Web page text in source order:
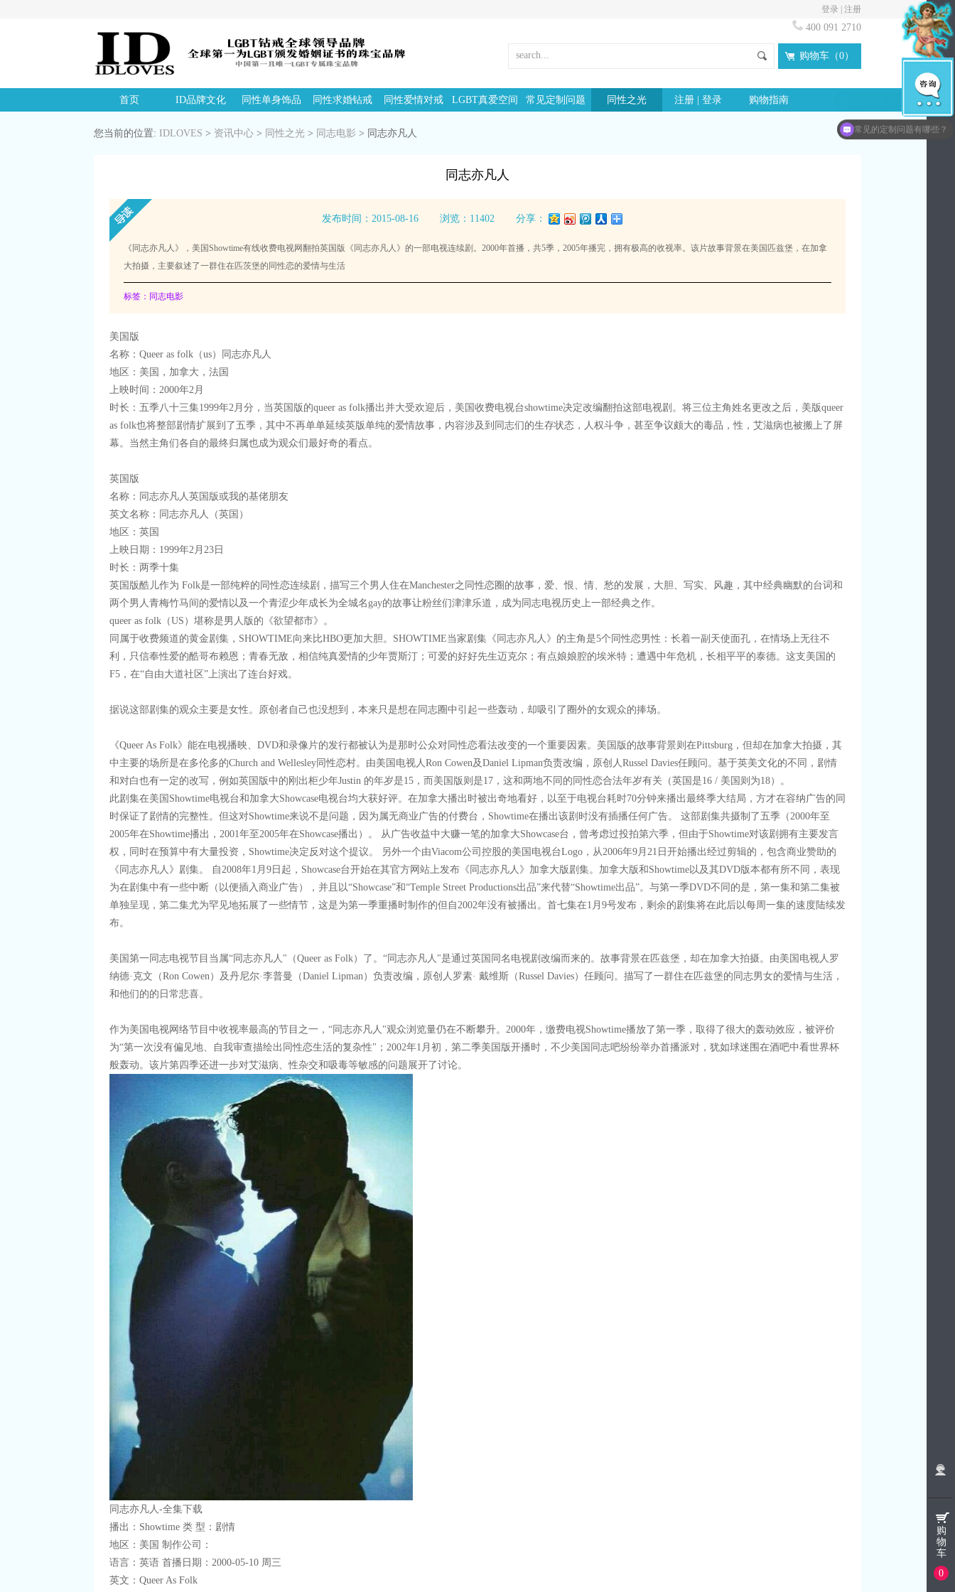
登录 注册
400 091 2710
购物车（0）
首页 ID品牌文化 同性单身饰品 同性求婚钻戒 同性爱情对戒 LGBT真爱空间 常见定制问题 同性之光 注册 | 登录 购物指南
您当前的位置: IDLOVES > 资讯中心 > 同性之光 > 同志电影 > 同志亦凡人
同志亦凡人
发布时间：2015-08-16 浏览：11402 分享：
《同志亦凡人》，美国Showtime有线收费电视网翻拍英国版《同志亦凡人》的一部电视连续剧。2000年首播，共5季，2005年播完，拥有极高的收视率。该片故事背景在美国匹兹堡，在加拿
大拍摄，主要叙述了一群住在匹茨堡的同性恋的爱情与生活
标签：同志电影
美国版
名称：Queer as folk（us）同志亦凡人
地区：美国，加拿大，法国
上映时间：2000年2月
时长：五季八十三集1999年2月分，当英国版的queer as folk播出并大受欢迎后，美国收费电视台showtime决定改编翻拍这部电视剧。将三位主角姓名更改之后，美版queer
as folk也将整部剧情扩展到了五季，其中不再单单延续英版单纯的爱情故事，内容涉及到同志们的生存状态，人权斗争，甚至争议颇大的毒品，性，艾滋病也被搬上了屏
幕。当然主角们各自的最终归属也成为观众们最好奇的看点。
英国版
名称：同志亦凡人英国版或我的基佬朋友
英文名称：同志亦凡人（英国）
地区：英国
上映日期：1999年2月23日
时长：两季十集
英国版酷儿作为 Folk是一部纯粹的同性恋连续剧，描写三个男人住在Manchester之同性恋圈的故事，爱、恨、情、愁的发展，大胆、写实、风趣，其中经典幽默的台词和
两个男人青梅竹马间的爱情以及一个青涩少年成长为全城名gay的故事让粉丝们津津乐道，成为同志电视历史上一部经典之作。
queer as folk（US）堪称是男人版的《欲望都市》。
同属于收费频道的黄金剧集，SHOWTIME向来比HBO更加大胆。SHOWTIME当家剧集《同志亦凡人》的主角是5个同性恋男性：长着一副天使面孔，在情场上无往不
利，只信奉性爱的酷哥布赖恩；青春无敌，相信纯真爱情的少年贾斯汀；可爱的好好先生迈克尔；有点娘娘腔的埃米特；遭遇中年危机，长相平平的泰德。这支美国的
F5，在“自由大道社区”上演出了连台好戏。
据说这部剧集的观众主要是女性。原创者自己也没想到，本来只是想在同志圈中引起一些轰动，却吸引了圈外的女观众的捧场。
《Queer As Folk》能在电视播映、DVD和录像片的发行都被认为是那时公众对同性恋看法改变的一个重要因素。美国版的故事背景则在Pittsburg，但却在加拿大拍摄，其
中主要的场所是在多伦多的Church and Wellesley同性恋村。由美国电视人Ron Cowen及Daniel Lipman负责改编，原创人Russel Davies任顾问。基于英美文化的不同，剧情
和对白也有一定的改写，例如英国版中的刚出柜少年Justin 的年岁是15，而美国版则是17，这和两地不同的同性恋合法年岁有关（英国是16 / 美国则为18）。
此剧集在美国Showtime电视台和加拿大Showcase电视台均大获好评。在加拿大播出时被出奇地看好，以至于电视台耗时70分钟来播出最终季大结局，方才在容纳广告的同
时保证了剧情的完整性。但这对Showtime来说不是问题，因为属无商业广告的付费台，Showtime在播出该剧时没有插播任何广告。 这部剧集共摄制了五季（2000年至
2005年在Showtime播出，2001年至2005年在Showcase播出）。 从广告收益中大赚一笔的加拿大Showcase台，曾考虑过投拍第六季，但由于Showtime对该剧拥有主要发言
权，同时在预算中有大量投资，Showtime决定反对这个提议。 另外一个由Viacom公司控股的美国电视台Logo，从2006年9月21日开始播出经过剪辑的，包含商业赞助的
《同志亦凡人》剧集。 自2008年1月9日起，Showcase台开始在其官方网站上发布《同志亦凡人》加拿大版剧集。加拿大版和Showtime以及其DVD版本都有所不同，表现
为在剧集中有一些中断（以便插入商业广告），并且以“Showcase”和“Temple Street Productions出品”来代替“Showtime出品”。与第一季DVD不同的是，第一集和第二集被
单独呈现，第二集尤为罕见地拓展了一些情节，这是为第一季重播时制作的但自2002年没有被播出。首七集在1月9号发布，剩余的剧集将在此后以每周一集的速度陆续发
布。
美国第一同志电视节目当属“同志亦凡人"（Queer as Folk）了。“同志亦凡人"是通过英国同名电视剧改编而来的。故事背景在匹兹堡，却在加拿大拍摄。由美国电视人罗
纳德·克文（Ron Cowen）及丹尼尔·李普曼（Daniel Lipman）负责改编，原创人罗素· 戴维斯（Russel Davies）任顾问。描写了一群住在匹兹堡的同志男女的爱情与生活，
和他们的的日常悲喜。
作为美国电视网络节目中收视率最高的节目之一，“同志亦凡人"观众浏览量仍在不断攀升。2000年，缴费电视Showtime播放了第一季，取得了很大的轰动效应，被评价
为“第一次没有偏见地、自我审查描绘出同性恋生活的复杂性"；2002年1月初，第二季美国版开播时，不少美国同志吧纷纷举办首播派对，犹如球迷围在酒吧中看世界杯
般轰动。该片第四季还进一步对艾滋病、性杂交和吸毒等敏感的问题展开了讨论。
同志亦凡人-全集下载
播出：Showtime 类 型：剧情
地区：美国 制作公司：
语言：英语 首播日期：2000-05-10 周三
英文：Queer As Folk
购
物
车
0
想了解更多idloves信息？